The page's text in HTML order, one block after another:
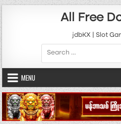
Skip to content
All Free
jdbKX | Slot
Search for:
MENU